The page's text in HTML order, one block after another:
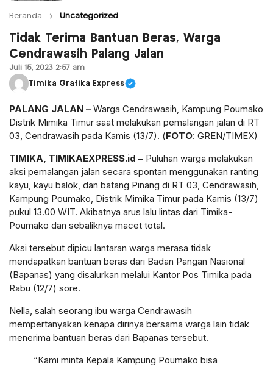
Beranda Uncategorized
Tidak Terima Bantuan Beras, Warga
Cendrawasih Palang Jalan
Juli 15, 2023 2:57 am
Timika Grafika Express
PALANG JALAN – Warga Cendrawasih, Kampung Poumako
Distrik Mimika Timur saat melakukan pemalangan jalan di RT
03, Cendrawasih pada Kamis (13/7). (FOTO: GREN/TIMEX)
TIMIKA, TIMIKAEXPRESS.id – Puluhan warga melakukan
aksi pemalangan jalan secara spontan menggunakan ranting
kayu, kayu balok, dan batang Pinang di RT 03, Cendrawasih,
Kampung Poumako, Distrik Mimika Timur pada Kamis (13/7)
pukul 13.00 WIT. Akibatnya arus lalu lintas dari Timika-
Poumako dan sebaliknya macet total.
Aksi tersebut dipicu lantaran warga merasa tidak
mendapatkan bantuan beras dari Badan Pangan Nasional
(Bapanas) yang disalurkan melalui Kantor Pos Timika pada
Rabu (12/7) sore.
Nella, salah seorang ibu warga Cendrawasih
mempertanyakan kenapa dirinya bersama warga lain tidak
menerima bantuan beras dari Bapanas tersebut.
“Kami minta Kepala Kampung Poumako bisa